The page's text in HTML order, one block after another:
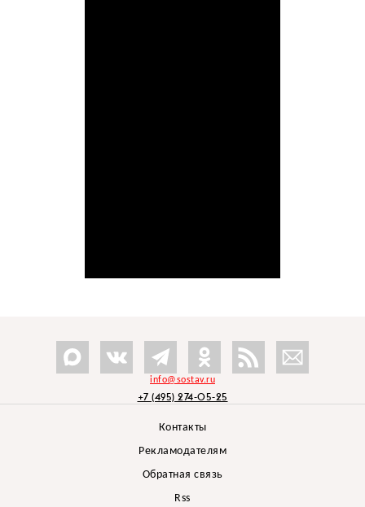
info@sostav.ru
+7 (495) 274-05-25
Контакты
Рекламодателям
Обратная связь
Rss